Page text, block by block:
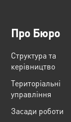
Про Бюро
Структура та
керівництво
Територіальні
управління
Засади роботи